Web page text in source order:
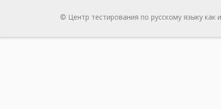
© Центр тестирования по русскому языку как